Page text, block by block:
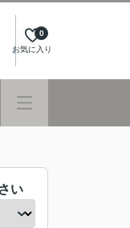
お気に入り
0
い